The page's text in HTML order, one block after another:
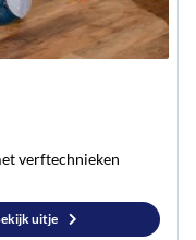
verftechnieken
uitje